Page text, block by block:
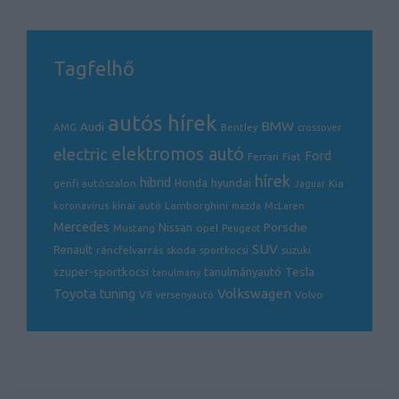
Tagfelhő
AMG Audi autós hírek Bentley BMW crossover
electric elektromos autó Ferrari Fiat Ford
genfi autószalon hibrid Honda hyundai hírek Jaguar Kia
koronavírus kínai autó Lamborghini mazda McLaren
Mercedes Mustang Nissan opel Peugeot Porsche
Renault ráncfelvarrás skoda sportkocsi SUV suzuki
szuper-sportkocsi tanulmány tanulmányautó Tesla
Toyota tuning V8 versenyautó Volkswagen Volvo